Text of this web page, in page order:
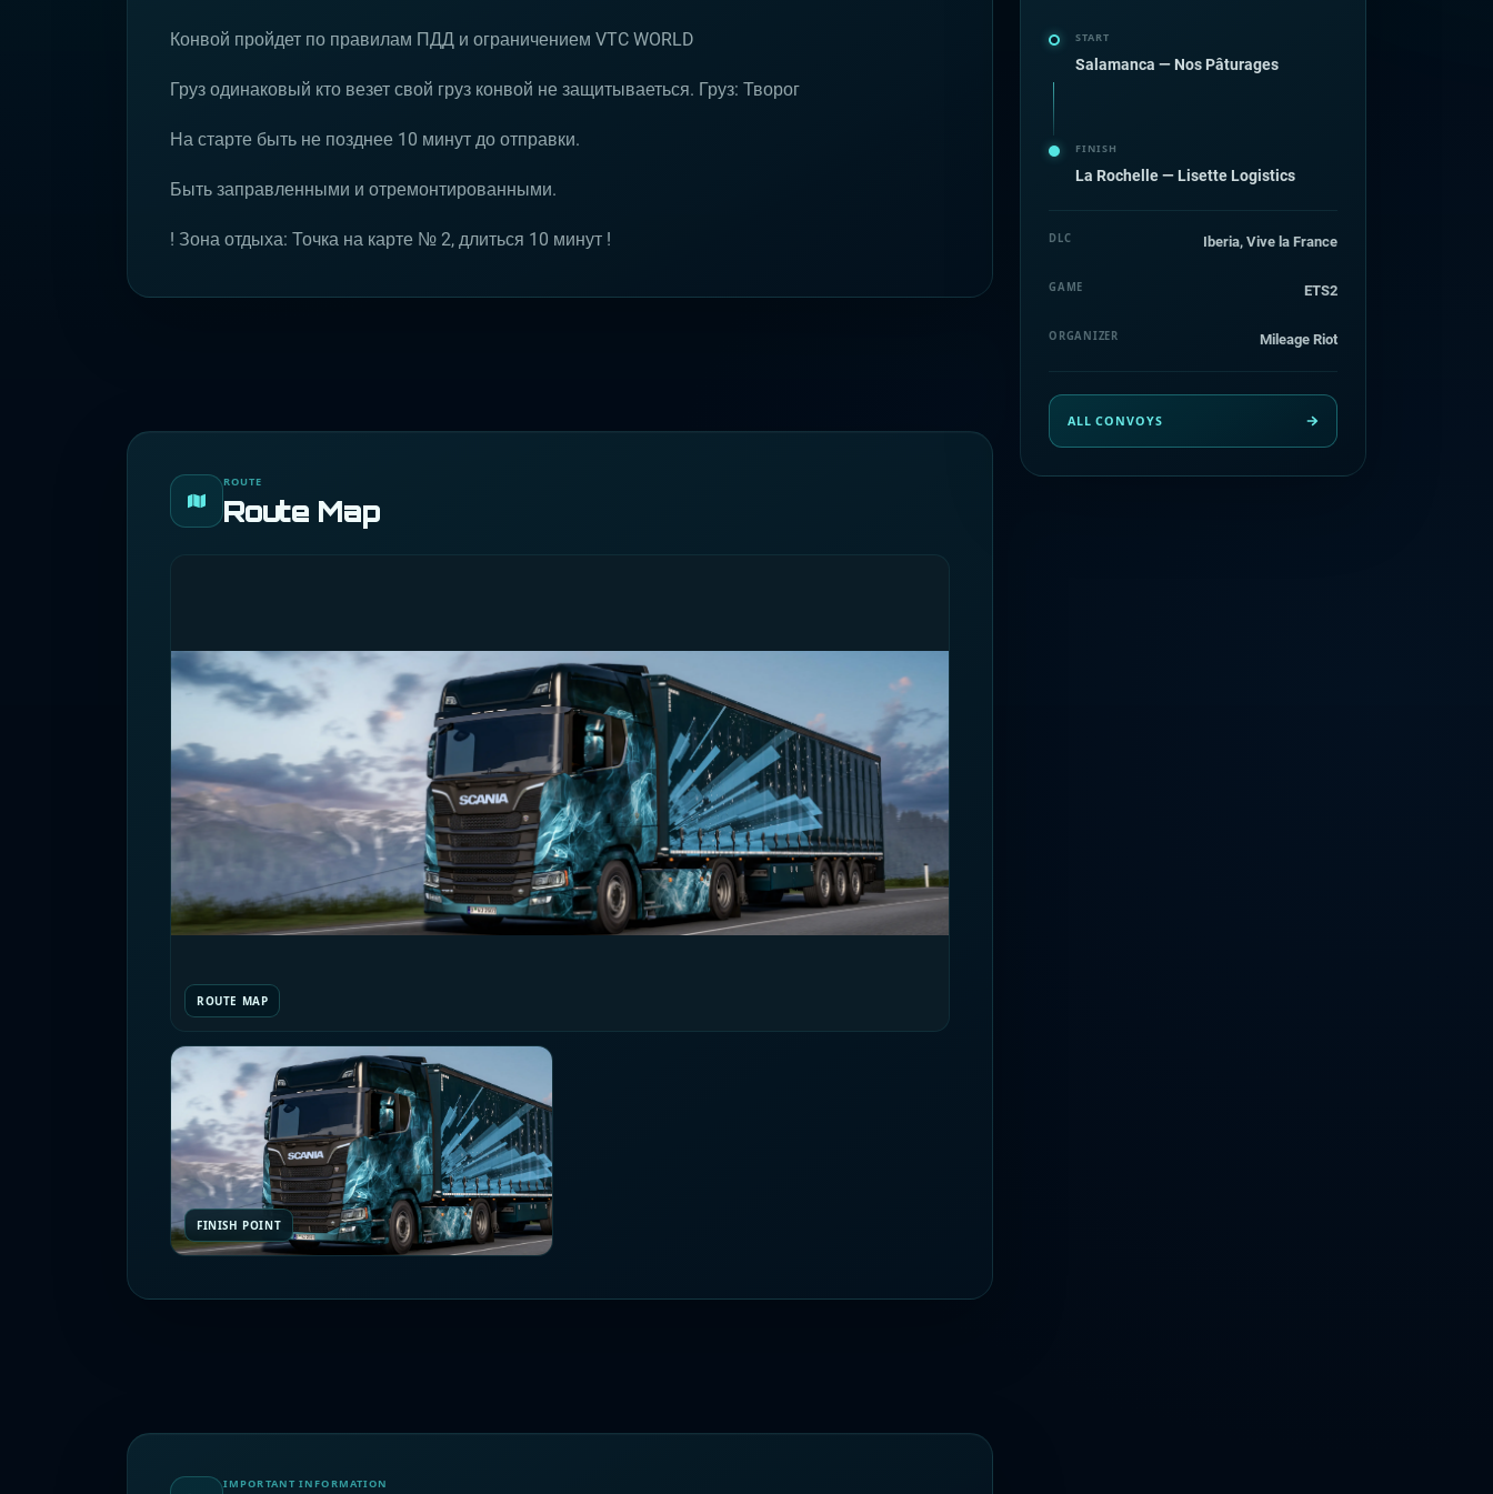
Конвой пройдет по правилам ПДД и ограничением VTC WORLD
Груз одинаковый кто везет свой груз конвой не защитываеться. Груз: Творог
На старте быть не позднее 10 минут до отправки.
Быть заправленными и отремонтированными.
! Зона отдыха: Точка на карте № 2, длиться 10 минут !
ROUTE
Route Map
ROUTE MAP
FINISH POINT
IMPORTANT INFORMATION
START
Salamanca — Nos Pâturages
FINISH
La Rochelle — Lisette Logistics
DLC Iberia, Vive la France
GAME ETS2
ORGANIZER Mileage Riot
ALL CONVOYS